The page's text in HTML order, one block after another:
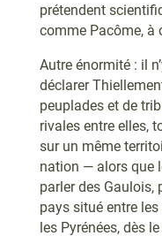
prétendent
comme Pacôme, à
Autre énormité : il
déclarer
peuplades et de
rivales entre elles,
sur un même
nation — alors que
parler des Gaulois,
pays situé entre les
les Pyrénées, dès le